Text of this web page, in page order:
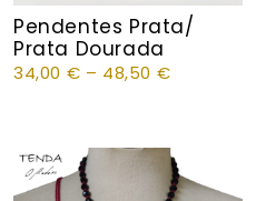
Pendentes Prata/
Prata Dourada
34,00 € – 48,50 €